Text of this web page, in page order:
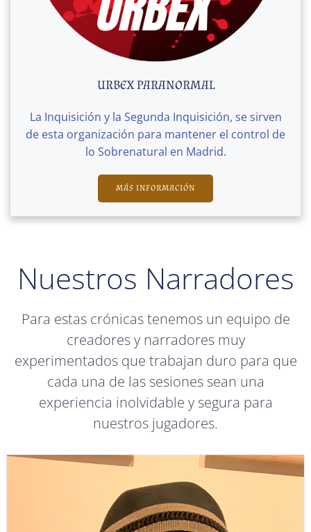
URBEX PARANORMAL
La Inquisición y la Segunda Inquisición, se sirven
de esta organización para mantener el control de
lo Sobrenatural en Madrid.
MÁS INFORMACIÓN
Nuestros Narradores
Para estas crónicas tenemos un equipo de
creadores y narradores muy
experimentados que trabajan duro para que
cada una de las sesiones sean una
experiencia inolvidable y segura para
nuestros jugadores.